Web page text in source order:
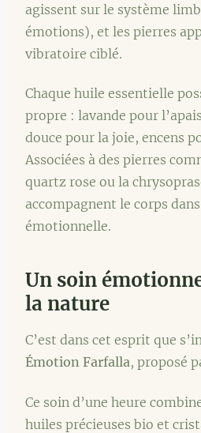
agissent sur le système
émotions), et les pierres
vibratoire ciblé.
Chaque huile essentielle
propre : lavande pour
douce pour la joie, encens
Associées à des pierres
quartz rose ou la
accompagnent le corps
émotionnelle.
Un soin
la nature
C’est dans cet esprit que
Émotion Farfalla, proposé
Ce soin d’une heure
huiles précieuses bio et